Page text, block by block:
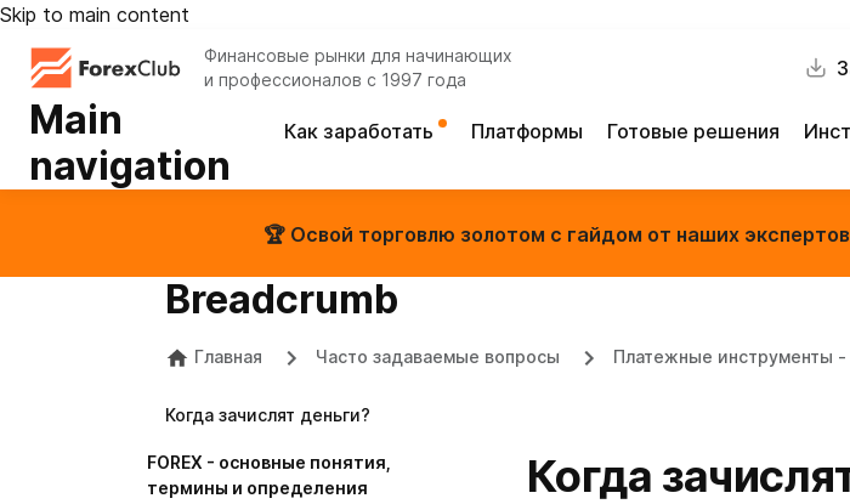
Skip to main content
Финансовые рынки для начинающих
и профессионалов с 1997 года
Main
navigation
Как заработать Платформы Готовые решения
🏆 Освой торговлю золотом с гайдом от наших
Breadcrumb
Главная Часто задаваемые вопросы Платежные инструменты -
Когда зачислят деньги?
FOREX - основные понятия,
термины и определения
Когда